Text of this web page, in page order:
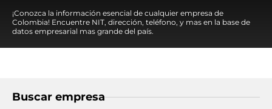
¡Conozca la información esencial de cualquier empresa de
Colombia! Encuentre NIT, dirección, teléfono, y mas en la base de
datos empresarial mas grande del país.
Buscar empresa